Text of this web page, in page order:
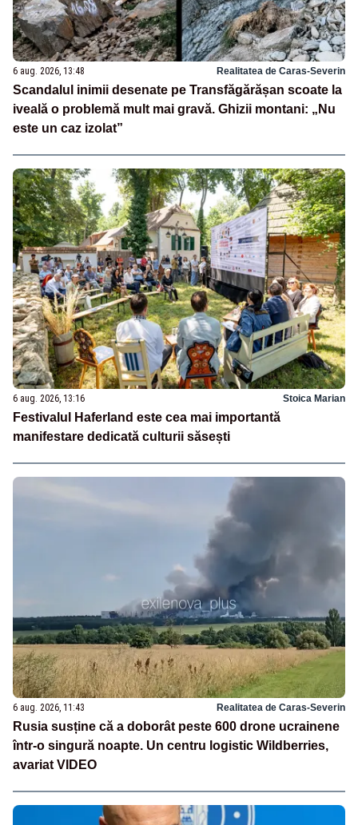
6 aug. 2026, 13:48 Realitatea de Caras-Severin
Scandalul inimii desenate pe Transfăgărășan scoate la
iveală o problemă mult mai gravă. Ghizii montani: „Nu
este un caz izolat”
6 aug. 2026, 13:16 Stoica Marian
Festivalul Haferland este cea mai importantă
manifestare dedicată culturii săsești
6 aug. 2026, 11:43 Realitatea de Caras-Severin
Rusia susține că a doborât peste 600 drone ucrainene
într-o singură noapte. Un centru logistic Wildberries,
avariat VIDEO